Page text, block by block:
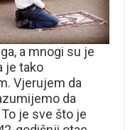
a mnogi su je
je tako
Vjerujem da
da
je sve što je